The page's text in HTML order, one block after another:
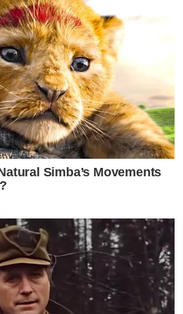
Simba’s Movements